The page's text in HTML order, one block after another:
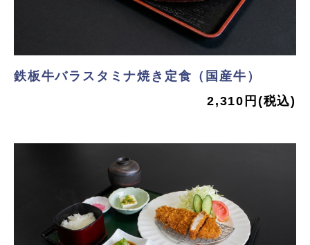
鉄板牛バラスタミナ焼き定食（国産牛）
2,310円(税込)